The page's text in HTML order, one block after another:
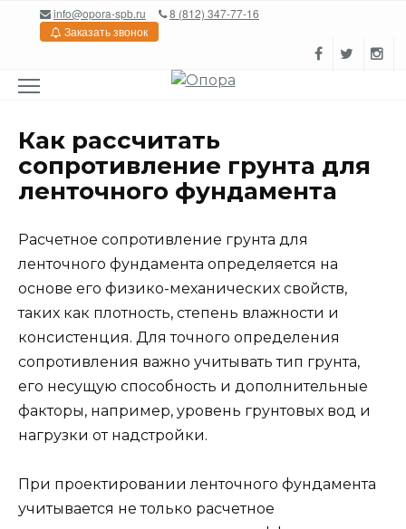
Перейтиinfo@opora-spb.ru
8 (812) 347-77-16
Заказать звонок
Как рассчитать
сопротивление грунта для
ленточного фундамента
Расчетное сопротивление грунта для
ленточного фундамента определяется на
основе его физико-механических свойств,
таких как плотность, степень влажности и
консистенция. Для точного определения
сопротивления важно учитывать тип грунта,
его несущую способность и дополнительные
факторы, например, уровень грунтовых вод и
нагрузки от надстройки.
При проектировании ленточного фундамента
учитывается не только расчетное